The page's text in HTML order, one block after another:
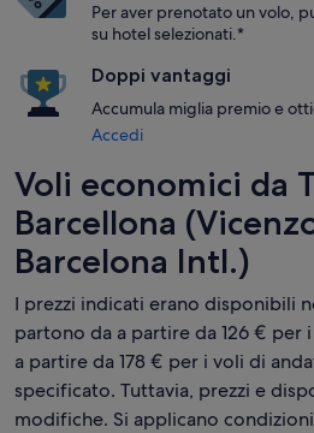
Per aver prenotato un volo,
su hotel selezionati.*
Doppi vantaggi
Accumula miglia premio e
Accedi
Voli economici da
Barcellona
Barcelona Intl.)
I prezzi indicati erano disponibili
partono da a partire da 126 € per
a partire da 178 € per i voli di
specificato. Tuttavia, prezzi e
modifiche. Si applicano